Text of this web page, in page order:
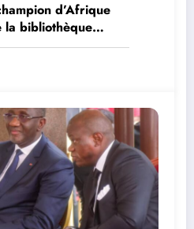
d’Afrique
la bibliothèque
Kassy